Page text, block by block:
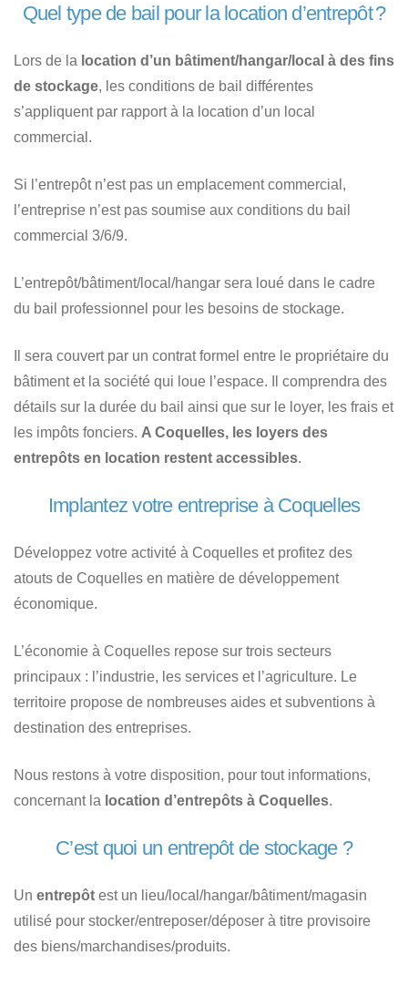
Quel type de bail pour la location d’entrepôt ?
Lors de la location d’un bâtiment/hangar/local à des fins
de stockage, les conditions de bail différentes
s’appliquent par rapport à la location d’un local
commercial.
Si l’entrepôt n’est pas un emplacement commercial,
l’entreprise n’est pas soumise aux conditions du bail
commercial 3/6/9.
L’entrepôt/bâtiment/local/hangar sera loué dans le cadre
du bail professionnel pour les besoins de stockage.
Il sera couvert par un contrat formel entre le propriétaire du
bâtiment et la société qui loue l’espace. Il comprendra des
détails sur la durée du bail ainsi que sur le loyer, les frais et
les impôts fonciers. A Coquelles, les loyers des
entrepôts en location restent accessibles.
Implantez votre entreprise à Coquelles
Développez votre activité à Coquelles et profitez des
atouts de Coquelles en matière de développement
économique.
L’économie à Coquelles repose sur trois secteurs
principaux : l’industrie, les services et l’agriculture. Le
territoire propose de nombreuses aides et subventions à
destination des entreprises.
Nous restons à votre disposition, pour tout informations,
concernant la location d’entrepôts à Coquelles.
C’est quoi un entrepôt de stockage ?
Un entrepôt est un lieu/local/hangar/bâtiment/magasin
utilisé pour stocker/entreposer/déposer à titre provisoire
des biens/marchandises/produits.